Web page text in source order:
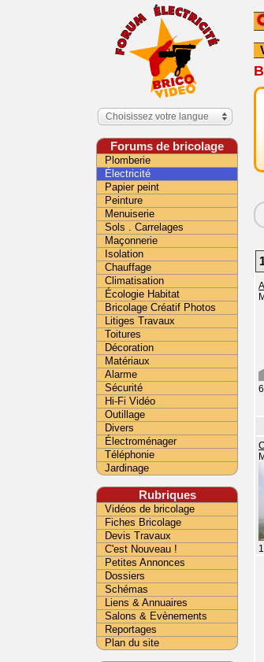
Choisissez votre langue
Forums de bricolage
Plomberie
Électricité
Papier peint
Peinture
Menuiserie
Sols . Carrelages
Maçonnerie
Isolation
Chauffage
Climatisation
Écologie Habitat
Bricolage Créatif Photos
Litiges Travaux
Toitures
Décoration
Matériaux
Alarme
Sécurité
Hi-Fi Vidéo
Outillage
Divers
Électroménager
Téléphonie
Jardinage
Rubriques
Vidéos de bricolage
Fiches Bricolage
Devis Travaux
C'est Nouveau !
Petites Annonces
Dossiers
Schémas
Liens & Annuaires
Salons & Evènements
Reportages
Plan du site